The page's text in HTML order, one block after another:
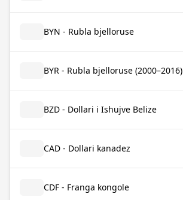
BYN - Rubla bjelloruse
BYR - Rubla bjelloruse (2000–2016)
BZD - Dollari i Ishujve Belize
CAD - Dollari kanadez
CDF - Franga kongole